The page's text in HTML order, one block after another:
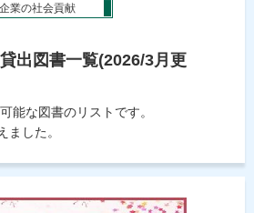
業の社会貢献
出図書一覧(2026/3月更
能な図書のリストです。
ました。